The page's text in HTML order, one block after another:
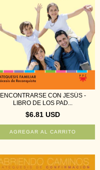
ENCONTRARSE CON JESÚS -
LIBRO DE LOS PAD...
$6.81 USD